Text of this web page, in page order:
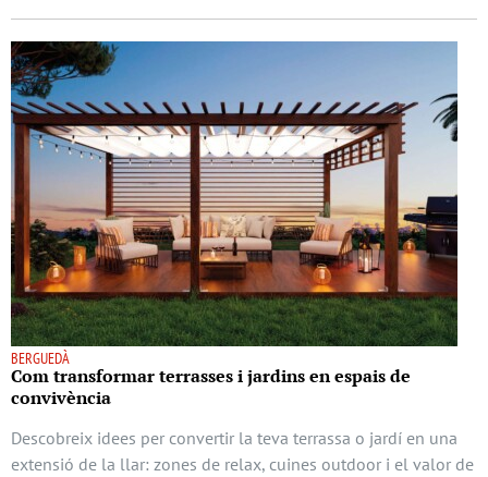
BERGUEDÀ
Com transformar terrasses i jardins en espais de
convivència
Descobreix idees per convertir la teva terrassa o jardí en una
extensió de la llar: zones de relax, cuines outdoor i el valor de